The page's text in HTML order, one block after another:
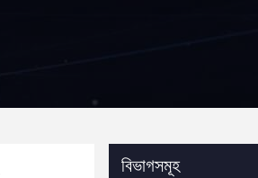
বিভাগসমূহ